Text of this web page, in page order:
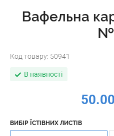
Вафельна
Код товару: 50941
В наявності
ВИБІР ЇСТІВНИХ ЛИСТІВ